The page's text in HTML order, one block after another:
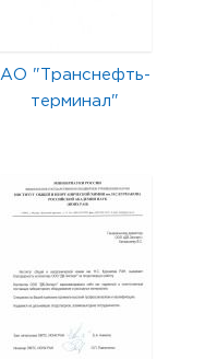
АО "Транснефть-
терминал"